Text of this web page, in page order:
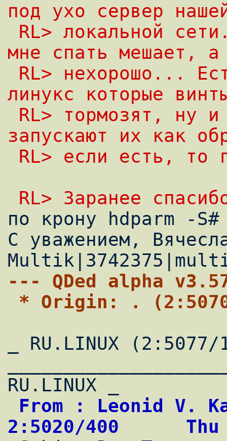
под ухо сервер
мне спать мешает,
линукс которые
запускают их как
RL> если есть, то
RL> Заранее
по крону hdparm -
С уважением,
--- QDed alpha
* Origin: .
_ RU.LINUX
2:5020/400      Thu